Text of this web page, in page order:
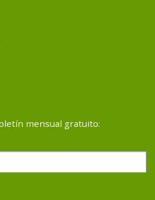
mensual gratuito: